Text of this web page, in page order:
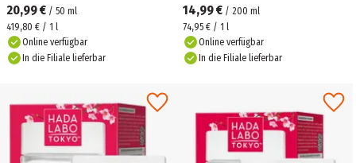
20,99 € / 50 ml
419,80 € / 1 l
Online verfügbar
In die Filiale lieferbar
14,99 € / 200 ml
74,95 € / 1 l
Online verfügbar
In die Filiale lieferbar